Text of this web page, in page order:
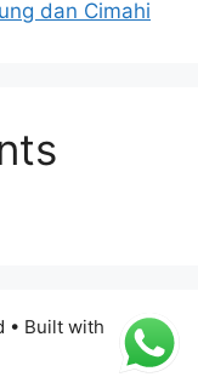
dan Cimahi
• Built with